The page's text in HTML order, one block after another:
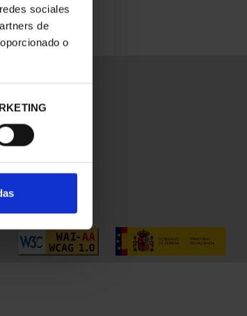
sociales
de
o